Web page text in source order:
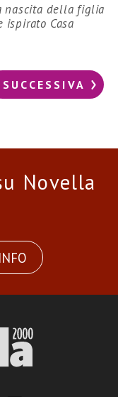
nascita della figlia
ispirato Casa
SUCCESSIVA
Novella